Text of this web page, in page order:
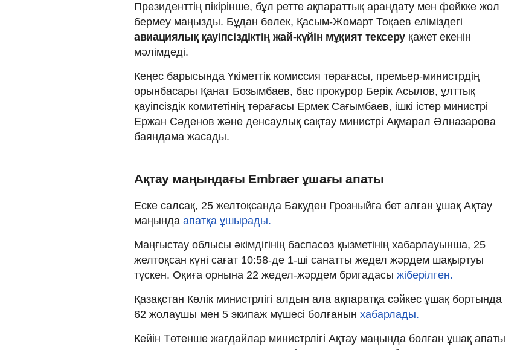
Президенттің пікірінше, бұл ретте ақпараттық арандату мен фейкке жол
бермеу маңызды. Бұдан бөлек, Қасым-Жомарт Тоқаев еліміздегі
авиациялық қауіпсіздіктің жай-күйін мұқият тексеру қажет екенін
мәлімдеді.
Кеңес барысында Үкіметтік комиссия төрағасы, премьер-министрдің
орынбасары Қанат Бозымбаев, бас прокурор Берік Асылов, ұлттық
қауіпсіздік комитетінің төрағасы Ермек Сағымбаев, ішкі істер министрі
Ержан Сәденов және денсаулық сақтау министрі Ақмарал Әлназарова
баяндама жасады.
Ақтау маңындағы Embraer ұшағы апаты
Еске салсақ, 25 желтоқсанда Бакуден Грозныйға бет алған ұшақ Ақтау
маңында апатқа ұшырады.
Маңғыстау облысы әкімдігінің баспасөз қызметінің хабарлауынша, 25
желтоқсан күні сағат 10:58-де 1-ші санатты жедел жәрдем шақыртуы
түскен. Оқиға орнына 22 жедел-жәрдем бригадасы жіберілген.
Қазақстан Көлік министрлігі алдын ала ақпаратқа сәйкес ұшақ бортында
62 жолаушы мен 5 экипаж мүшесі болғанын хабарлады.
Кейін Төтенше жағдайлар министрлігі Ақтау маңында болған ұшақ апаты